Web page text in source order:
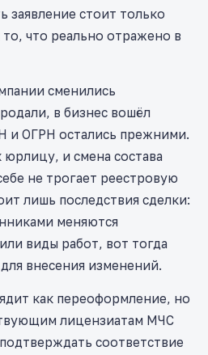
заявление стоит только
то, что реально отражено в
сменились
в бизнес вошёл
и ОГРН остались прежними.
юрлицу, и смена состава
не трогает реестровую
лишь последствия сделки:
меняются
виды работ, вот тогда
внесения изменений.
как переоформление, но
лицензиатам МЧС
соответствие